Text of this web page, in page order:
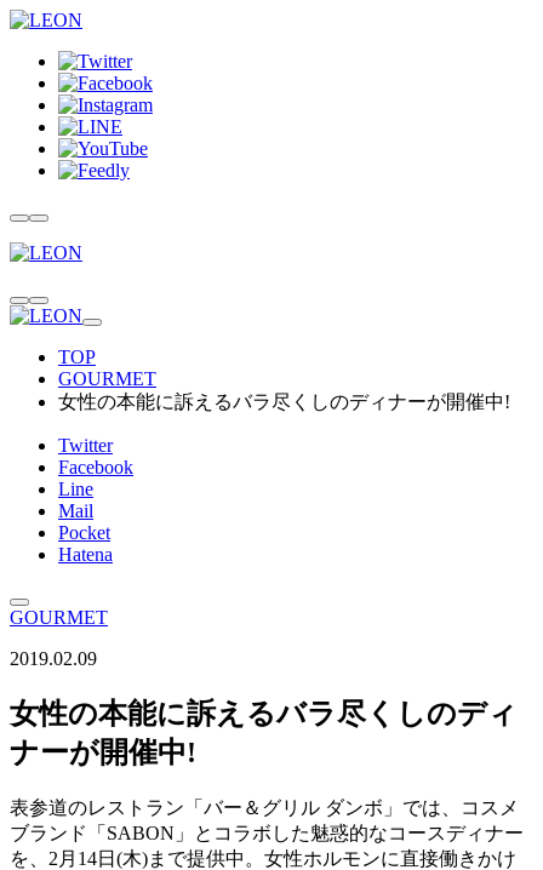
TOP
GOURMET
女性の本能に訴えるバラ尽くしのディナーが開催中!
Twitter
Facebook
Line
Mail
Pocket
Hatena
GOURMET
2019.02.09
女性の本能に訴えるバラ尽くしのディ
ナーが開催中!
表参道のレストラン「バー＆グリル ダンボ」では、コスメ
ブランド「SABON」とコラボした魅惑的なコースディナー
を、2月14日(木)まで提供中。女性ホルモンに直接働きかけ